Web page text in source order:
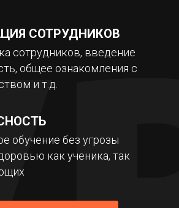
обучение без угрозы
как ученика, так
сотрудников, введение
общее ознакомления с
и т.д.
СОТРУДНИКОВ